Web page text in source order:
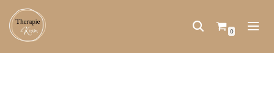
Zum
0